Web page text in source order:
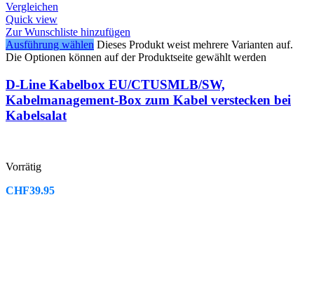
Vergleichen
Quick view
Zur Wunschliste hinzufügen
Ausführung wählen Dieses Produkt weist mehrere Varianten auf.
Die Optionen können auf der Produktseite gewählt werden
D-Line Kabelbox EU/CTUSMLB/SW,
Kabelmanagement-Box zum Kabel verstecken bei
Kabelsalat
Vorrätig
CHF39.95